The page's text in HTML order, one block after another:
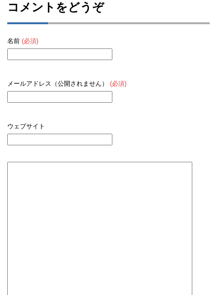
コメントをどうぞ
名前 (必須)
メールアドレス（公開されません） (必須)
ウェブサイト